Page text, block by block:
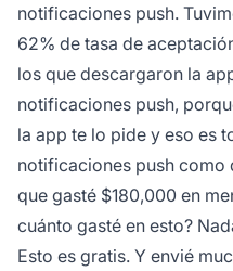
notificaciones push.
62% de tasa de
los que descargaron la
notificaciones push,
la app te lo pide y eso es
notificaciones push como
que gasté $180,000 en
cuánto gasté en esto?
Esto es gratis. Y envié